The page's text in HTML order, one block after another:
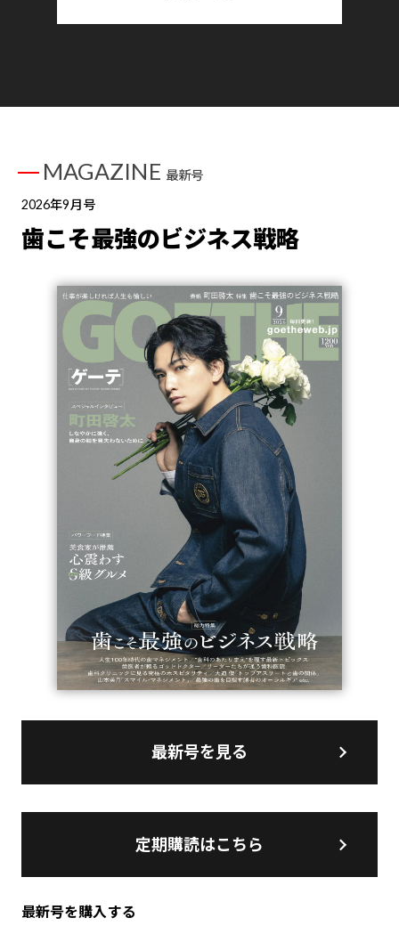
MAGAZINE 最新号
2026年9月号
歯こそ最強のビジネス戦略
最新号を見る
定期購読はこちら
最新号を購入する